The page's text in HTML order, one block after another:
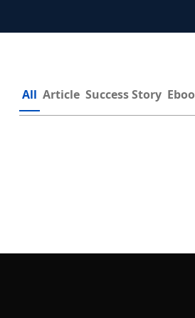
All Article Success Story